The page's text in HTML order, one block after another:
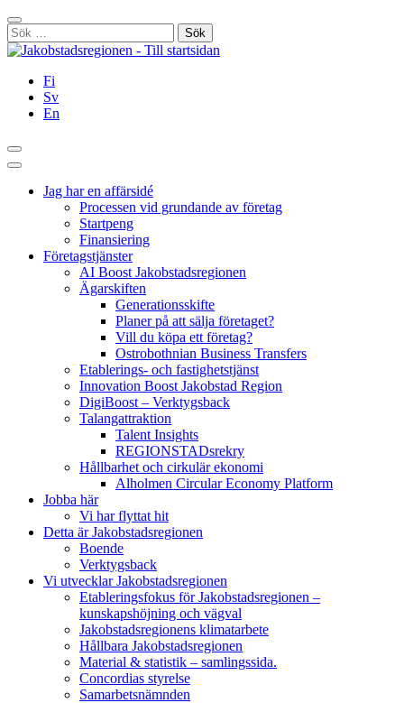
Hoppa
till
innehållet
Stäng
Sök
efter:
Fi
Sv
En
Sök
Huvudmeny
Jag har en affärsidé
Processen vid grundande av företag
Startpeng
Finansiering
Företagstjänster
AI Boost Jakobstadsregionen
Ägarskiften
Generationsskifte
Planer på att sälja företaget?
Vill du köpa ett företag?
Ostrobothnian Business Transfers
Etablerings- och fastighetstjänst
Innovation Boost Jakobstad Region
DigiBoost – Verktygsback
Talangattraktion
Talent Insights
REGIONSTADsrekry
Hållbarhet och cirkulär ekonomi
Alholmen Circular Economy Platform
Jobba här
Vi har flyttat hit
Detta är Jakobstadsregionen
Boende
Verktygsback
Vi utvecklar Jakobstadsregionen
Etableringsfokus för Jakobstadsregionen –
kunskapshöjning och vägval
Jakobstadsregionens klimatarbete
Hållbara Jakobstadsregionen
Material & statistik – samlingssida.
Concordias styrelse
Samarbetsnämnden